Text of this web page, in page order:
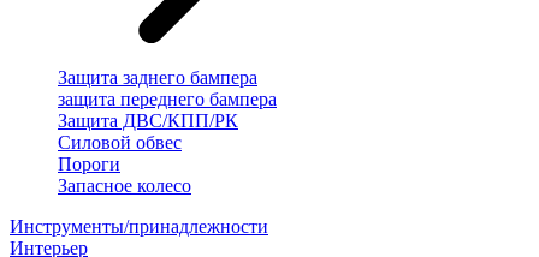
Защита заднего бампера
защита переднего бампера
Защита ДВС/КПП/РК
Силовой обвес
Пороги
Запасное колесо
Инструменты/принадлежности
Интерьер